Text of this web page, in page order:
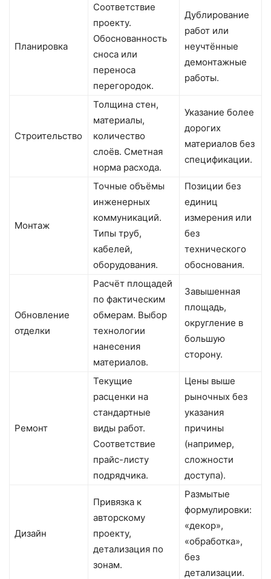
Планировка
Соответствие
проекту.
Обоснованность
сноса или
переноса
перегородок.
Дублирование
работ или
неучтённые
демонтажные
работы.
Строительство
Толщина стен,
материалы,
количество
слоёв. Сметная
норма расхода.
Указание более
дорогих
материалов без
спецификации.
Монтаж
Точные объёмы
инженерных
коммуникаций.
Типы труб,
кабелей,
оборудования.
Позиции без
единиц
измерения или
без
технического
обоснования.
Обновление
отделки
Расчёт площадей
по фактическим
обмерам. Выбор
технологии
нанесения
материалов.
Завышенная
площадь,
округление в
большую
сторону.
Ремонт
Текущие
расценки на
стандартные
виды работ.
Соответствие
прайс-листу
подрядчика.
Цены выше
рыночных без
указания
причины
(например,
сложности
доступа).
Дизайн
Привязка к
авторскому
проекту,
детализация по
зонам.
Размытые
формулировки:
«декор»,
«обработка»,
без
детализации.